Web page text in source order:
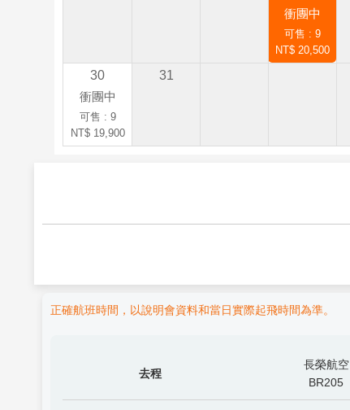
衝團中
可售 : 9
NT$ 20,500
30
衝團中
可售 : 9
NT$ 19,900
31
正確航班時間，以說明會資料和當日實際起飛時間為準。
去程
長榮航空
BR205